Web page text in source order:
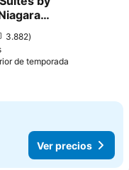
a favoritos
3.882
de temporada
Ver precios